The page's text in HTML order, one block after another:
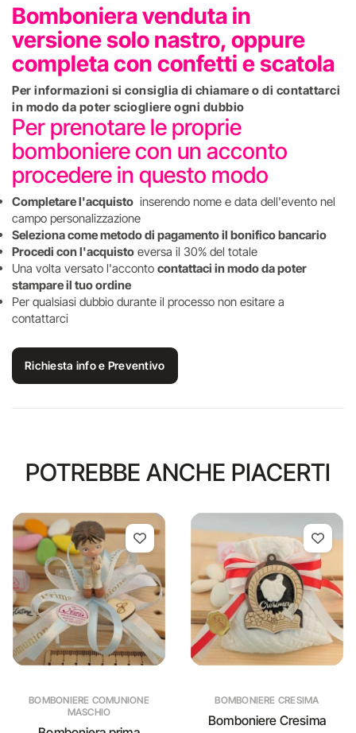
Bomboniera venduta in
versione solo nastro, oppure
completa con confetti e scatola
Per informazioni si consiglia di chiamare o di contattarci
in modo da poter sciogliere ogni dubbio
Per prenotare le proprie
bomboniere con un acconto
procedere in questo modo
Completare l'acquisto inserendo nome e data dell'evento nel
campo personalizzazione
Seleziona come metodo di pagamento il bonifico bancario
Procedi con l'acquisto eversa il 30% del totale
Una volta versato l'acconto contattaci in modo da poter
stampare il tuo ordine
Per qualsiasi dubbio durante il processo non esitare a
contattarci
Richiesta info e Preventivo
POTREBBE ANCHE PIACERTI
BOMBONIERE COMUNIONE
MASCHIO
BOMBONIERE CRESIMA
Bomboniere Cresima